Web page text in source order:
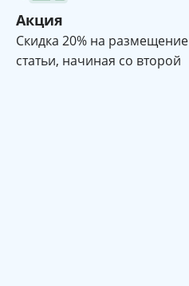
Акция
Cкидка 20% на размещение
статьи, начиная со второй